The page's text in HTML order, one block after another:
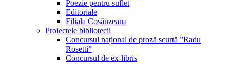
Poezie pentru suflet
Editoriale
Filiala Cosânzeana
Proiectele bibliotecii
Concursul național de proză scurtă ”Radu
Rosetti”
Concursul de ex-libris